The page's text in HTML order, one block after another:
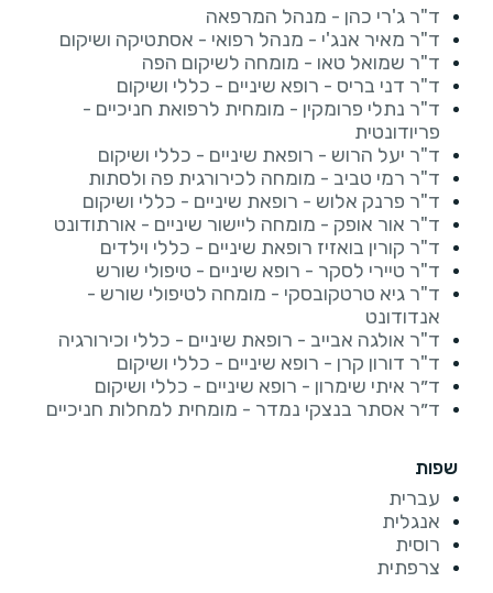
ד"ר ג'רי כהן - מנהל המרפאה
ד"ר מאיר אנג'י - מנהל רפואי - אסתטיקה ושיקום
ד"ר שמואל טאו - מומחה לשיקום הפה
ד"ר דני בריס - רופא שיניים - כללי ושיקום
ד"ר נתלי פרומקין - מומחית לרפואת חניכיים -
פריודונטית
ד"ר יעל הרוש - רופאת שיניים - כללי ושיקום
ד"ר רמי טביב - מומחה לכירורגית פה ולסתות
ד"ר פרנק אלוש - רופאת שיניים - כללי ושיקום
ד"ר אור אופק - מומחה ליישור שיניים - אורתודונט
ד"ר קורין בואזיז רופאת שיניים - כללי וילדים
ד"ר טיירי לסקר - רופא שיניים - טיפולי שורש
ד"ר גיא טרטקובסקי - מומחה לטיפולי שורש -
אנדודונט
ד"ר אולגה אבייב - רופאת שיניים - כללי וכירורגיה
ד"ר דורון קרן - רופא שיניים - כללי ושיקום
ד״ר איתי שימרון - רופא שיניים - כללי ושיקום
ד״ר אסתר בנצקי נמדר - מומחית למחלות חניכיים
שפות
עברית
אנגלית
רוסית
צרפתית